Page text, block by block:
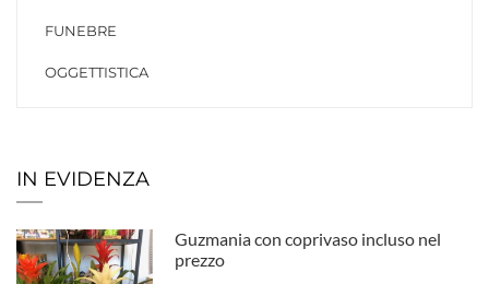
FUNEBRE
OGGETTISTICA
IN EVIDENZA
Guzmania con coprivaso incluso nel
prezzo